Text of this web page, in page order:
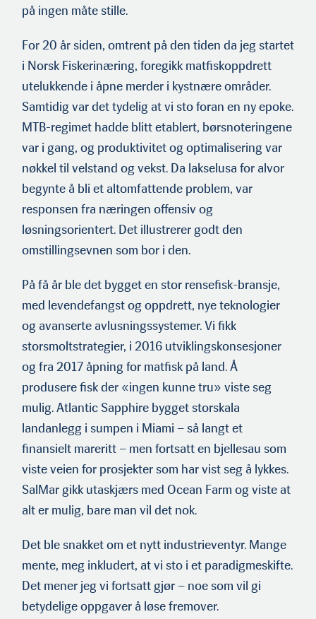
på ingen måte stille.
For 20 år siden, omtrent på den tiden da jeg startet
i Norsk Fiskerinæring, foregikk matfiskoppdrett
utelukkende i åpne merder i kystnære områder.
Samtidig var det tydelig at vi sto foran en ny epoke.
MTB-regimet hadde blitt etablert, børsnoteringene
var i gang, og produktivitet og optimalisering var
nøkkel til velstand og vekst. Da lakselusa for alvor
begynte å bli et altomfattende problem, var
responsen fra næringen offensiv og
løsningsorientert. Det illustrerer godt den
omstillingsevnen som bor i den.
På få år ble det bygget en stor rensefisk-bransje,
med levendefangst og oppdrett, nye teknologier
og avanserte avlusningssystemer. Vi fikk
storsmoltstrategier, i 2016 utviklingskonsesjoner
og fra 2017 åpning for matfisk på land. Å
produsere fisk der «ingen kunne tru» viste seg
mulig. Atlantic Sapphire bygget storskala
landanlegg i sumpen i Miami – så langt et
finansielt mareritt – men fortsatt en bjellesau som
viste veien for prosjekter som har vist seg å lykkes.
SalMar gikk utaskjærs med Ocean Farm og viste at
alt er mulig, bare man vil det nok.
Det ble snakket om et nytt industrieventyr. Mange
mente, meg inkludert, at vi sto i et paradigmeskifte.
Det mener jeg vi fortsatt gjør – noe som vil gi
betydelige oppgaver å løse fremover.